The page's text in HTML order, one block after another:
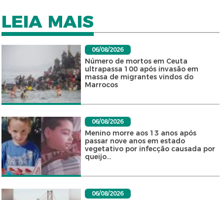
LEIA MAIS
06/08/2026
Número de mortos em Ceuta
ultrapassa 100 após invasão em
massa de migrantes vindos do
Marrocos
06/08/2026
Menino morre aos 13 anos após
passar nove anos em estado
vegetativo por infecção causada por
queijo...
06/08/2026